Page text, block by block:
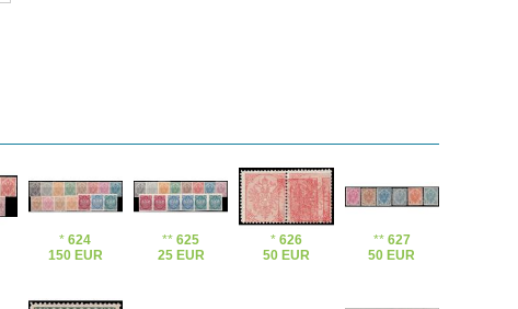
*624
150 EUR
**625
25 EUR
*626
50 EUR
** 627
50 EUR